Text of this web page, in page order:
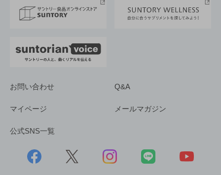
採用情報
お問い合わせ Q&A
マイページ メールマガジン
公式SNS一覧